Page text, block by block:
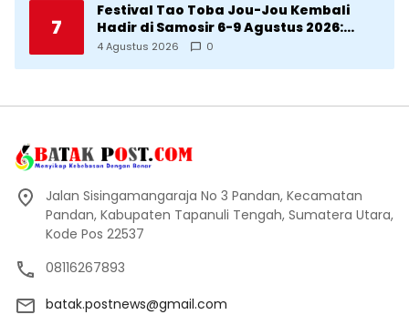
7
Festival Tao Toba Jou-Jou Kembali
Hadir di Samosir 6-9 Agustus 2026:
Datang Saksikan Kemeriahan dan Raih
4 Agustus 2026 0
Jalan Sisingamangaraja No 3 Pandan, Kecamatan
Pandan, Kabupaten Tapanuli Tengah, Sumatera Utara,
Kode Pos 22537
08116267893
batak.postnews@gmail.com